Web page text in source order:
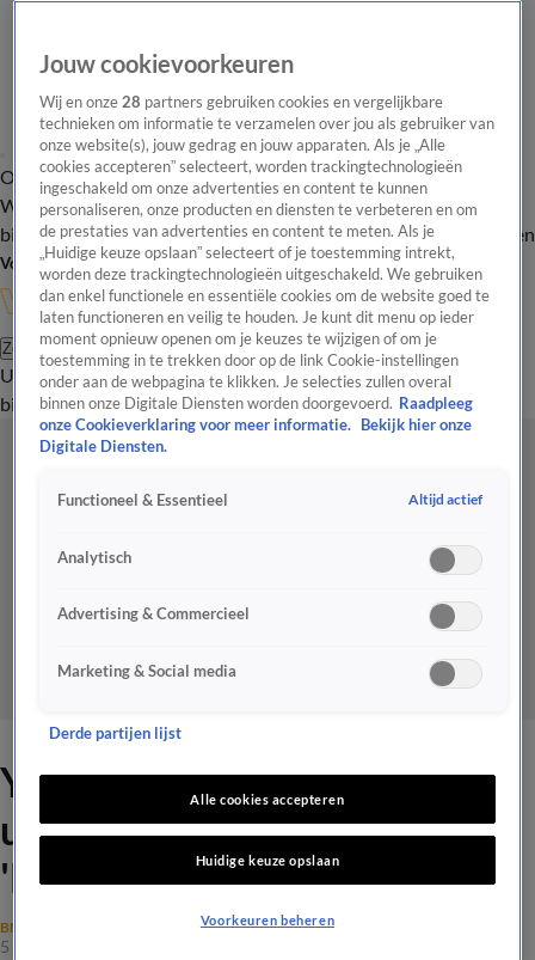
Overzicht Onze programma's Uitzendingen Onze gezichten
In de
WandelgangenInterviewsUitzending
bijwonenPodcastShopVeelgestelde vragenKijkersvraag insturen
Volg Vandaag Inside
Zoeken
UitzendingenVandaag InsideDe OranjezomerShopUitzending
bijwonen
Yves Berendse appt om 4:30
uur naar weekblad Story:
'Het is al uit!'
BN'ERS
5 juni 2026, 15:12
Jouw cookievoorkeuren
Wij en onze28 partners gebruiken cookies en vergelijkbare
technieken om informatie te verzamelen over jou als gebruiker van
onze website(s), jouw gedrag en jouw apparaten. Als je „Alle
cookies accepteren” selecteert, worden trackingtechnologieën
ingeschakeld om onze advertenties en content te kunnen
personaliseren, onze producten en diensten te verbeteren en om
de prestaties van advertenties en content te meten. Als je
„Huidige keuze opslaan” selecteert of je toestemming intrekt,
worden deze trackingtechnologieën uitgeschakeld. We gebruiken
dan enkel functionele en essentiële cookies om de website goed te
laten functioneren en veilig te houden. Je kunt dit menu op ieder
moment opnieuw openen om je keuzes te wijzigen of om je
toestemming in te trekken door op de link Cookie-instellingen
onder aan de webpagina te klikken. Je selecties zullen overal
binnen onze Digitale Diensten worden doorgevoerd. Raadpleeg
onze Cookieverklaring voor meer informatie.
Bekijk hier onze
Digitale Diensten.
Functioneel & Essentieel Altijd actief
Analytisch
Advertising & Commercieel
Marketing & Social media
Derde partijen lijst
Alle cookies accepteren
Huidige keuze opslaan
Voorkeuren beheren